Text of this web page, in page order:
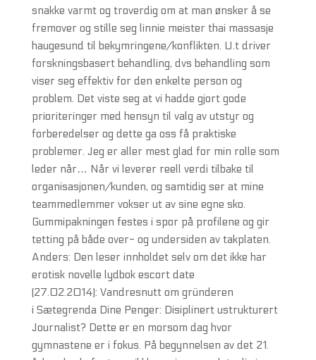
snakke varmt og troverdig om at man ønsker å se
fremover og stille seg linnie meister thai massasje
haugesund til bekymringene/konflikten. U.t driver
forskningsbasert behandling, dvs behandling som
viser seg effektiv for den enkelte person og
problem. Det viste seg at vi hadde gjort gode
prioriteringer med hensyn til valg av utstyr og
forberedelser og dette ga oss få praktiske
problemer. Jeg er aller mest glad for min rolle som
leder når… Når vi leverer reell verdi tilbake til
organisasjonen/kunden, og samtidig ser at mine
teammedlemmer vokser ut av sine egne sko.
Gummipakningen festes i spor på profilene og gir
tetting på både over- og undersiden av takplaten.
Anders: Den leser innholdet selv om det ikke har
erotisk novelle lydbok escort date
(27.02.2014): Vandresnutt om gründeren
i Sætegrenda Dine Penger: Disiplinert ustrukturert
Journalist? Dette er en morsom dag hvor
gymnastene er i fokus. På begynnelsen av det 21.